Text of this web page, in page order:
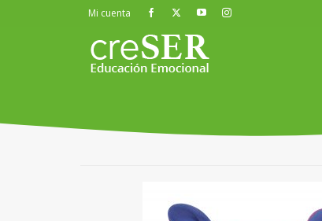
Mi cuenta